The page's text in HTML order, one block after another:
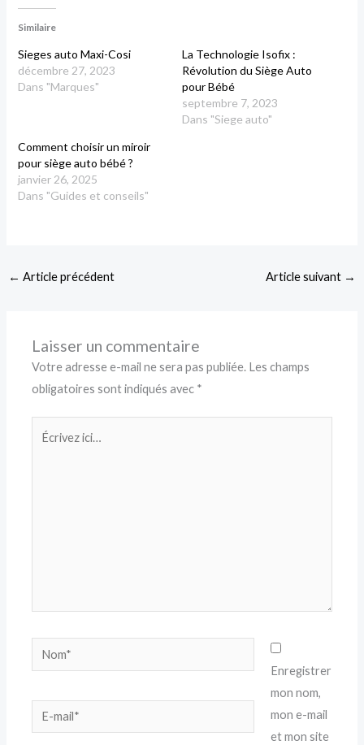
Similaire
Sieges auto Maxi-Cosi
décembre 27, 2023
Dans "Marques"
La Technologie Isofix :
Révolution du Siège Auto
pour Bébé
septembre 7, 2023
Dans "Siege auto"
Comment choisir un miroir
pour siège auto bébé ?
janvier 26, 2025
Dans "Guides et conseils"
← Article précédent Article suivant →
Laisser un commentaire
Votre adresse e-mail ne sera pas publiée. Les champs
obligatoires sont indiqués avec *
Nom*
E-
mail*
Enregistrer
mon nom,
mon e-mail
et mon site